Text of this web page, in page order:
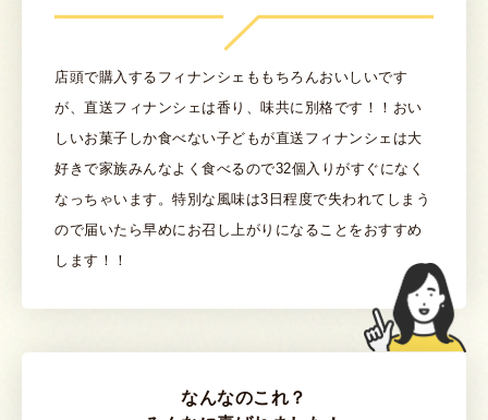
店頭で購入するフィナンシェももちろんおいしいです
が、直送フィナンシェは香り、味共に別格です！！おい
しいお菓子しか食べない子どもが直送フィナンシェは大
好きで家族みんなよく食べるので32個入りがすぐになく
なっちゃいます。特別な風味は3日程度で失われてしまう
ので届いたら早めにお召し上がりになることをおすすめ
します！！
なんなのこれ？